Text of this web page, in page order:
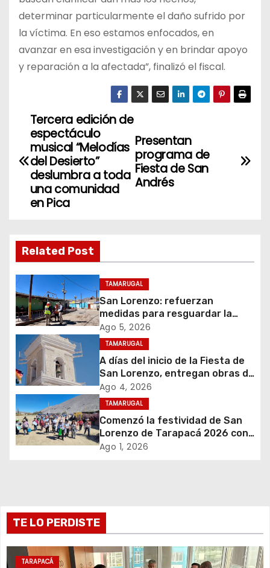
determinar particularmente el daño sufrido por
la víctima. En eso estamos enfocados, en
avanzar en esa investigación y en brindar apoyo
y reparación a la afectada”, finalizó el fiscal.
N
a
a
c
i
ó
n
d
e
e
a
d
Presentan
programa de
Fiesta de San
Andrés
Tercera edición de
espectáculo
musical “Melodías
del Desierto”
deslumbra a toda
una comunidad
en Pica
Related Post
TAMARUGAL
San Lorenzo: refuerzan
medidas para resguardar la
seguridad del suministro
eléctrico durante la festividad
Ago 5, 2026
TAMARUGAL
A días del inicio de la Fiesta de
San Lorenzo, entregan obras de
emergencia para resguardar su
histórico campanario
Ago 4, 2026
TAMARUGAL
Comenzó la festividad de San
Lorenzo de Tarapacá 2026 con
despliegue de servicios y
Ago 1, 2026
TE LO PERDISTE
TARAPACÁ